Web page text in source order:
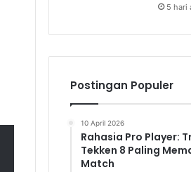
5 hari
Postingan Populer
10 April 2026
Rahasia Pro Player:
Tekken 8 Paling
Match